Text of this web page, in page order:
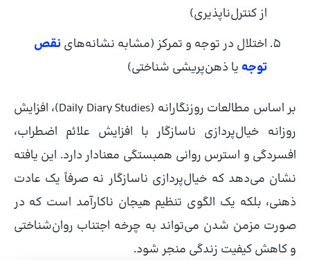
از کنترل‌ناپذیری)
اختلال در توجه و تمرکز (مشابه نشانه‌هاینقص
توجه یا ذهن‌پریشی شناختی)
بر اساس مطالعات روزنگارانه (Daily Diary Studies)، افزایش
روزانه خیال‌پردازی ناسازگار با افزایش علائم اضطراب،
افسردگی و استرس روانی همبستگی معنادار دارد. این یافته
نشان می‌دهد که خیال‌پردازی ناسازگار نه صرفاً یک عادت
ذهنی، بلکه یک الگوی تنظیم هیجان ناکارآمد است که در
صورت مزمن شدن می‌تواند به چرخه اجتناب روان‌شناختی
و کاهش کیفیت زندگی منجر شود.